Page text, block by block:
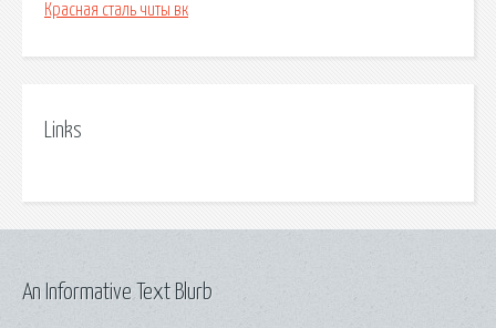
Красная сталь читы вк
Links
An Informative Text Blurb